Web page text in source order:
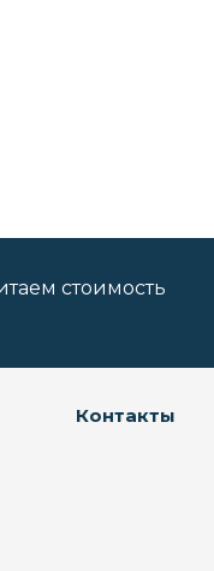
стоимость
Контакты